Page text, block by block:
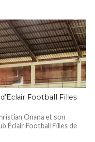
Football Filles
Onana et son
Éclair Football Filles de